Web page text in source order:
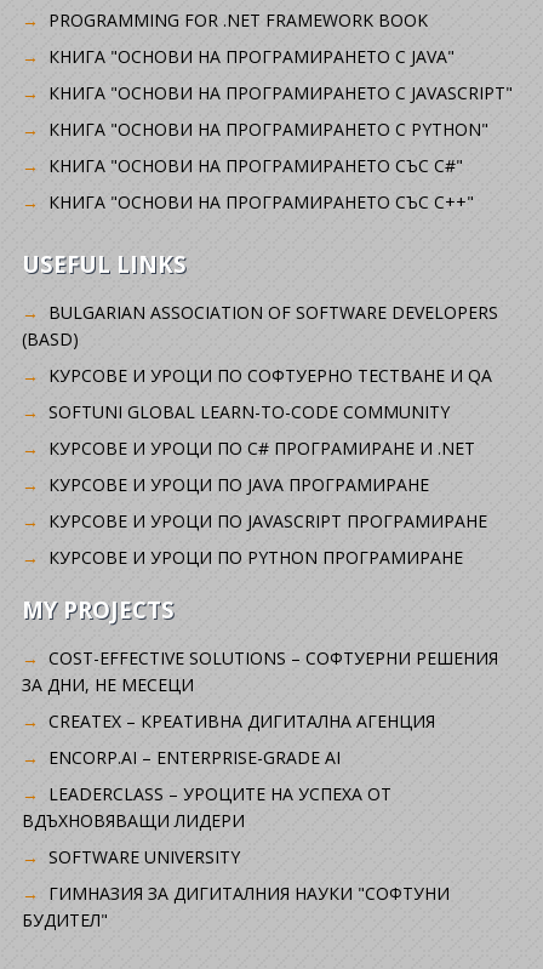
PROGRAMMING FOR .NET FRAMEWORK BOOK
КНИГА "ОСНОВИ НА ПРОГРАМИРАНЕТО С JAVA"
КНИГА "ОСНОВИ НА ПРОГРАМИРАНЕТО С JAVASCRIPT"
КНИГА "ОСНОВИ НА ПРОГРАМИРАНЕТО С PYTHON"
КНИГА "ОСНОВИ НА ПРОГРАМИРАНЕТО СЪС C#"
КНИГА "ОСНОВИ НА ПРОГРАМИРАНЕТО СЪС C++"
USEFUL LINKS
BULGARIAN ASSOCIATION OF SOFTWARE DEVELOPERS
(BASD)
KУРСОВЕ И УРОЦИ ПО СОФТУЕРНО ТЕСТВАНЕ И QA
SOFTUNI GLOBAL LEARN-TO-CODE COMMUNITY
КУРСОВЕ И УРОЦИ ПО C# ПРОГРАМИРАНЕ И .NET
КУРСОВЕ И УРОЦИ ПО JAVA ПРОГРАМИРАНЕ
КУРСОВЕ И УРОЦИ ПО JAVASCRIPT ПРОГРАМИРАНЕ
КУРСОВЕ И УРОЦИ ПО PYTHON ПРОГРАМИРАНЕ
MY PROJECTS
COST-EFFECTIVE SOLUTIONS – СОФТУЕРНИ РЕШЕНИЯ
ЗА ДНИ, НЕ МЕСЕЦИ
CREATEX – КРЕАТИВНА ДИГИТАЛНА АГЕНЦИЯ
ENCORP.AI – ENTERPRISE-GRADE AI
LEADERCLASS – УРОЦИТЕ НА УСПЕХА ОТ
ВДЪХНОВЯВАЩИ ЛИДЕРИ
SOFTWARE UNIVERSITY
ГИМНАЗИЯ ЗА ДИГИТАЛНИЯ НАУКИ "СОФТУНИ
БУДИТЕЛ"